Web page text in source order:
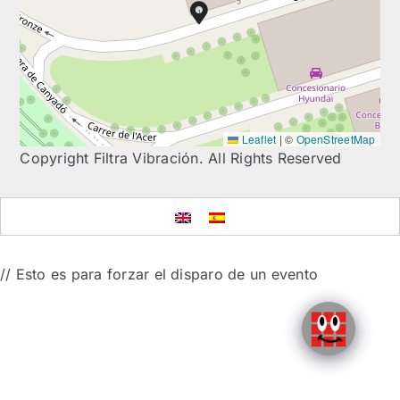
CONTACT
DOWNLOADS
Leaflet | © OpenStreetMap
Copyright Filtra Vibración. All Rights Reserved
// Esto es para forzar el disparo de un evento